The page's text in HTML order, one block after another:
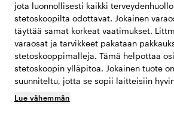
jota luonnollisesti kaikki
stetoskoopilta odottavat. Jokainen
täyttää samat korkeat vaatimukset.
varaosat ja tarvikkeet pakataan
stetoskooppimalleja. Tämä helpottaa
stetoskoopin ylläpitoa. Jokainen tuote
suunniteltu, jotta se sopii laitteisiin
Lue vähemmän